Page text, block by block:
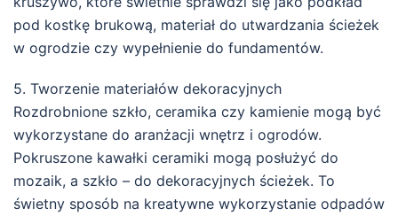
pod kostkę brukową, materiał do utwardzania ścieżek
w ogrodzie czy wypełnienie do fundamentów.
5. Tworzenie materiałów dekoracyjnych
Rozdrobnione szkło, ceramika czy kamienie mogą być
wykorzystane do aranżacji wnętrz i ogrodów.
Pokruszone kawałki ceramiki mogą posłużyć do
mozaik, a szkło – do dekoracyjnych ścieżek. To
świetny sposób na kreatywne wykorzystanie odpadów